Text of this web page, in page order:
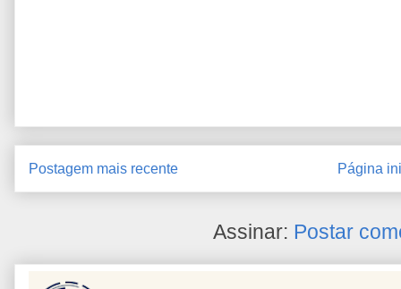
Postagem mais recente Página
Assinar: Postar